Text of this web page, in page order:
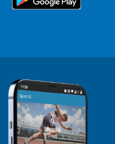
Topsporters